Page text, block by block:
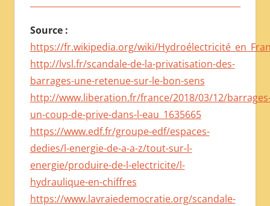
Source :
https://fr.wikipedia.org/wiki/
http://lvsl.fr/scandale-de-la-privatisation-des-
barrages-une-retenue-sur-le-bon-sens
http://www.liberation.fr/france/2018/03/12/
un-coup-de-prive-dans-l-eau_1635665
https://www.edf.fr/groupe-edf/espaces-
dedies/l-energie-de-a-a-z/tout-sur-l-
energie/produire-de-l-electricite/l-
hydraulique-en-chiffres
https://www.lavraiedemocratie.org/scandale-